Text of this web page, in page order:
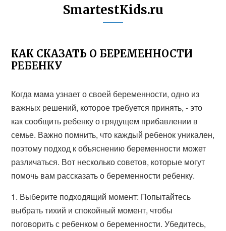
SmartestKids.ru
КАК СКАЗАТЬ О БЕРЕМЕННОСТИ
РЕБЕНКУ
Когда мама узнает о своей беременности, одно из
важных решений, которое требуется принять, - это
как сообщить ребенку о грядущем прибавлении в
семье. Важно помнить, что каждый ребенок уникален,
поэтому подход к объяснению беременности может
различаться. Вот несколько советов, которые могут
помочь вам рассказать о беременности ребенку.
1. Выберите подходящий момент: Попытайтесь
выбрать тихий и спокойный момент, чтобы
поговорить с ребенком о беременности. Убедитесь,